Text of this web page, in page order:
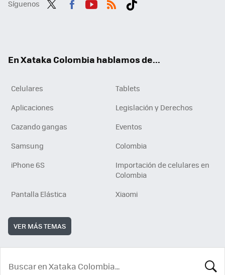
Síguenos
En Xataka Colombia hablamos de...
Celulares
Tablets
Aplicaciones
Legislación y Derechos
Cazando gangas
Eventos
Samsung
Colombia
iPhone 6S
Importación de celulares en
Colombia
Pantalla Elástica
Xiaomi
VER MÁS TEMAS